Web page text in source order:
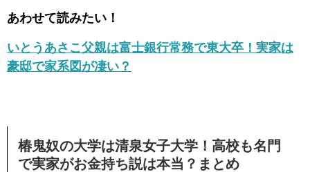
あわせて読みたい！
いとうあさこ父親は富士銀行常務で東大卒！実家は
豪邸で家系図が凄い？
椿鬼奴の大学は清泉女子大学！高校も名門
で実家がお金持ち説は本当？まとめ